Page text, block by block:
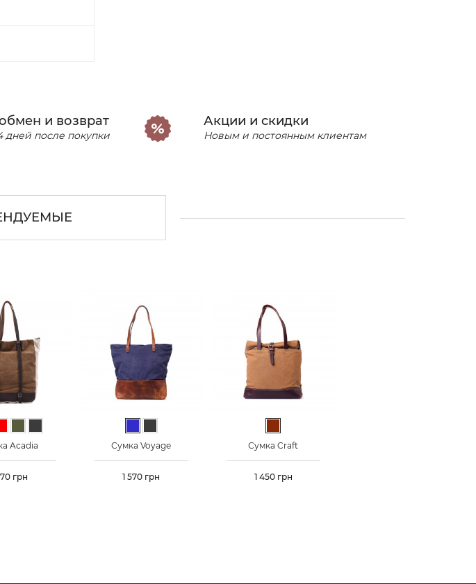
и возврат
дней после покупки
Акции и скидки
Новым и постоянным клиентам
Acadia
грн
Сумка Voyage
Цена
1 570 грн
Сумка Craft
Цена
1 450 грн